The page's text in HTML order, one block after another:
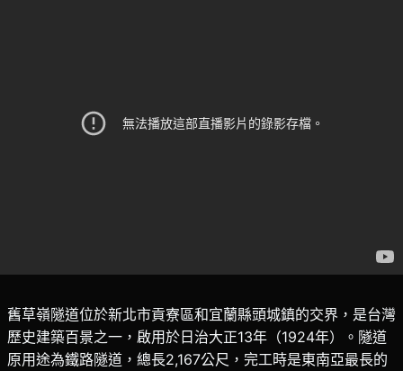
舊草嶺隧道位於新北市貢寮區和宜蘭縣頭城鎮的交界，是台灣
歷史建築百景之一，啟用於日治大正13年（1924年）。隧道
原用途為鐵路隧道，總長2,167公尺，完工時是東南亞最長的